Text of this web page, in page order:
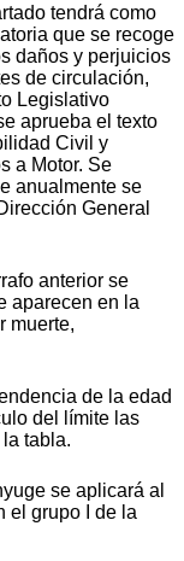
tendrá como
que se recoge
daños y perjuicios
de circulación,
Legislativo
aprueba el texto
Civil y
a Motor. Se
anualmente se
General
anterior se
aparecen en la
muerte,
de la edad
del límite las
tabla.
se aplicará al
el grupo I de la